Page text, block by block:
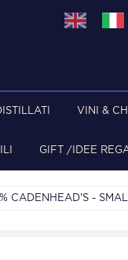
VINI &
GIFT /IDEE
CADENHEAD'S -